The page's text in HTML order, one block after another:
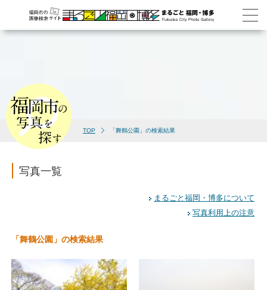
TOP 「舞鶴公園」の検索結果
写真一覧
「舞鶴公園」の検索結果
まるごと福岡・博多について
写真利用上の注意